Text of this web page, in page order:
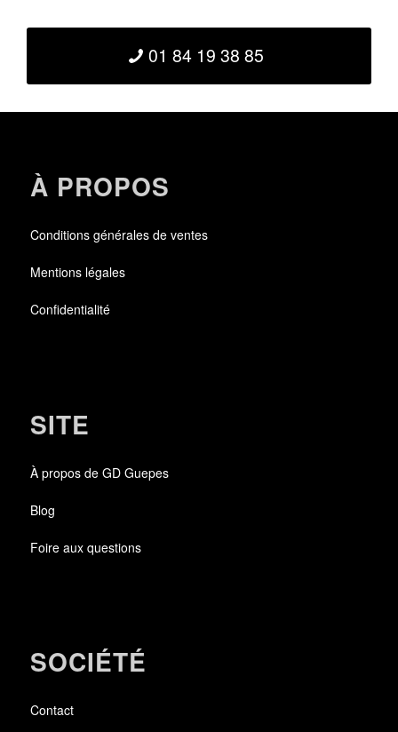
01 84 19 38 85
À PROPOS
Conditions générales de ventes
Mentions légales
Confidentialité
SITE
À propos de GD Guepes
Blog
Foire aux questions
SOCIÉTÉ
Contact